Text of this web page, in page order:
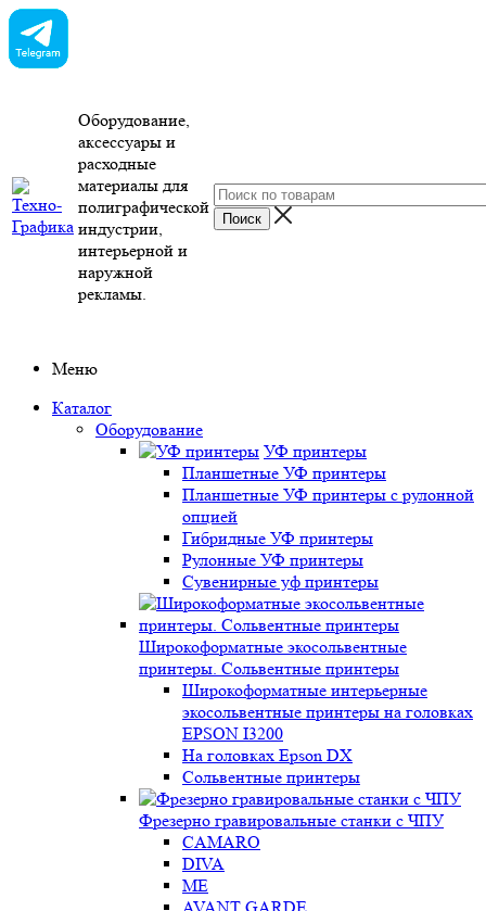
Оборудование,
аксессуары и
расходные
материалы для
полиграфической
индустрии,
интерьерной и
наружной
рекламы.
Меню
Каталог
Оборудование
УФ принтеры
Планшетные УФ принтеры
Планшетные УФ принтеры с рулонной
опцией
Гибридные УФ принтеры
Рулонные УФ принтеры
Сувенирные уф принтеры
Широкоформатные экосольвентные
принтеры. Сольвентные принтеры
Широкоформатные интерьерные
экосольвентные принтеры на головках
EPSON I3200
На головках Epson DX
Сольвентные принтеры
Фрезерно гравировальные станки с ЧПУ
CAMARO
DIVA
ME